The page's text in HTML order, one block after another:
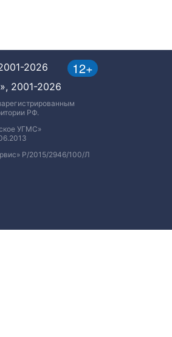
12+
2026
2001-2026
РФ.
УГМС»
Р/2015/2946/100/Л